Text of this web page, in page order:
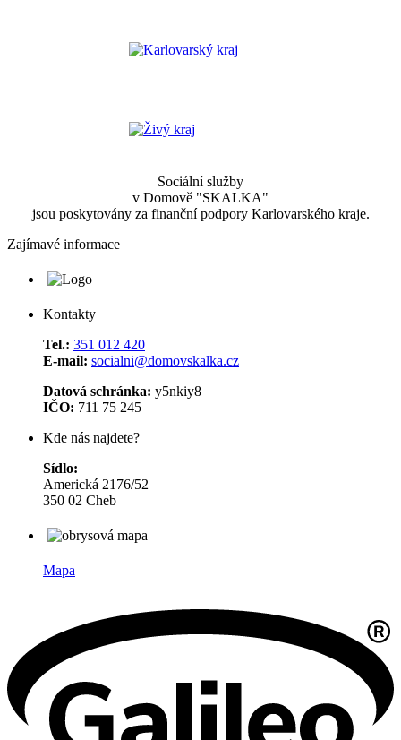
Sociální služby
v Domově "SKALKA"
jsou poskytovány za finanční podpory Karlovarského kraje.
Zajímavé informace
Kontakty
Tel.: 351 012 420
E-mail: socialni@domovskalka.cz
Datová schránka: y5nkiy8
IČO: 711 75 245
Kde nás najdete?
Sídlo:
Americká 2176/52
350 02 Cheb
Mapa